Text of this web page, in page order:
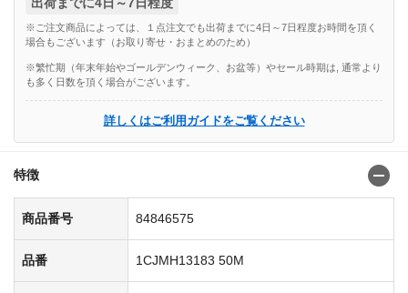
※ご注文商品によっては、１点注文でも出荷までに4日～7日程度お時間を頂く
場合もございます（お取り寄せ・おまとめのため）
※繁忙期（年末年始やゴールデンウィーク、お盆等）やセール時期は, 通常より
も多く日数を頂く場合がございます。
詳しくはご利用ガイドをご覧ください
特徴
商品番号 84846575
品番 1CJMH13183 50M